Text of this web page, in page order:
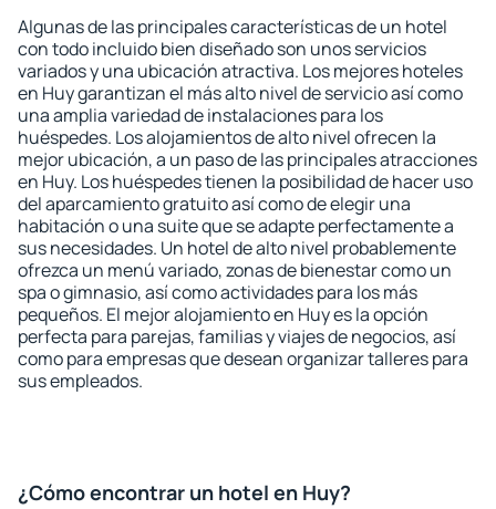
Algunas de las principales características de un hotel
con todo incluido bien diseñado son unos servicios
variados y una ubicación atractiva. Los mejores hoteles
en Huy garantizan el más alto nivel de servicio así como
una amplia variedad de instalaciones para los
huéspedes. Los alojamientos de alto nivel ofrecen la
mejor ubicación, a un paso de las principales atracciones
en Huy. Los huéspedes tienen la posibilidad de hacer uso
del aparcamiento gratuito así como de elegir una
habitación o una suite que se adapte perfectamente a
sus necesidades. Un hotel de alto nivel probablemente
ofrezca un menú variado, zonas de bienestar como un
spa o gimnasio, así como actividades para los más
pequeños. El mejor alojamiento en Huy es la opción
perfecta para parejas, familias y viajes de negocios, así
como para empresas que desean organizar talleres para
sus empleados.
¿Cómo encontrar un hotel en Huy?